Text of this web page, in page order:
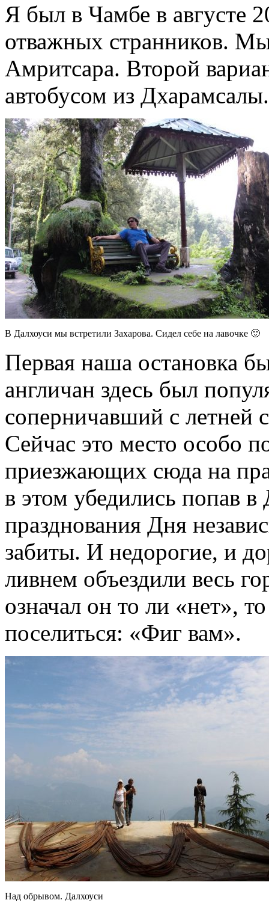
Я был в Чамбе в августе
отважных странников.
Амритсара. Второй
автобусом из Дхарамсалы.
В Далхоуси мы встретили Захарова. Сидел себе на лавочке 🙂
Первая наша остановка
англичан здесь был
соперничавший с
Сейчас это место особо
приезжающих сюда на
в этом убедились попав
празднования Дня
забиты. И недорогие, и
ливнем объездили весь
означал он то ли «нет»,
поселиться: «Фиг вам».
Над обрывом. Далхоуси